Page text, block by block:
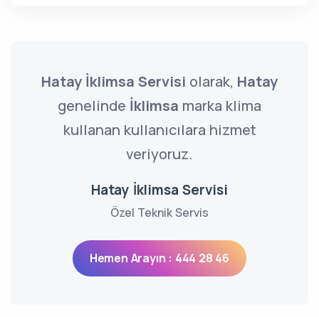
Hatay İklimsa Servisi olarak, Hatay
genelinde İklimsa marka klima
kullanan kullanıcılara hizmet
veriyoruz.
Hatay İklimsa Servisi
Özel Teknik Servis
Hemen Arayın : 444 28 46